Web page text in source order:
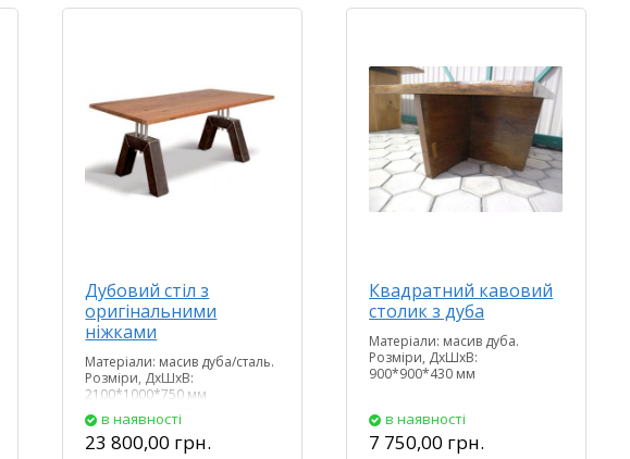
Дубовий стіл з
оригінальними
ніжками
Матеріали: масив дуба/сталь.
Розміри, ДхШхВ:
2100*1000*750 мм
в наявності
23 800,00 грн.
Квадратний кавовий
столик з дуба
Матеріали: масив дуба.
Розміри, ДхШхВ:
900*900*430 мм
в наявності
7 750,00 грн.